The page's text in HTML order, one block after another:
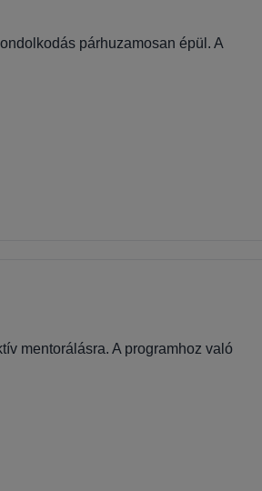
párhuzamosan épül. A
mentorálásra. A programhoz való